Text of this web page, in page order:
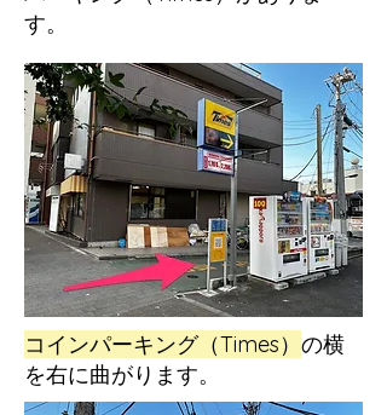
す。
コインパーキング（Times） の横
を右に曲がります。